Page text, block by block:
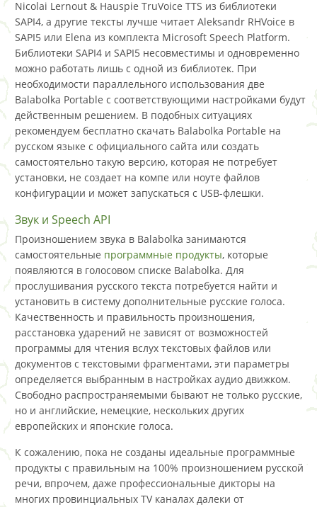
Nicolai Lernout & Hauspie TruVoice TTS из библиотеки
SAPI4, а другие тексты лучше читает Aleksandr RHVoice в
SAPI5 или Elena из комплекта Microsoft Speech Platform.
Библиотеки SAPI4 и SAPI5 несовместимы и одновременно
можно работать лишь с одной из библиотек. При
необходимости параллельного использования две
Balabolka Portable с соответствующими настройками будут
действенным решением. В подобных ситуациях
рекомендуем бесплатно скачать Balabolka Portable на
русском языке с официального сайта или создать
самостоятельно такую версию, которая не потребует
установки, не создает на компе или ноуте файлов
конфигурации и может запускаться с USB-флешки.
Звук и Speech API
Произношением звука в Balabolka занимаются
самостоятельные программные продукты, которые
появляются в голосовом списке Balabolka. Для
прослушивания русского текста потребуется найти и
установить в систему дополнительные русские голоса.
Качественность и правильность произношения,
расстановка ударений не зависят от возможностей
программы для чтения вслух текстовых файлов или
документов с текстовыми фрагментами, эти параметры
определяется выбранным в настройках аудио движком.
Свободно распространяемыми бывают не только русские,
но и английские, немецкие, нескольких других
европейских и японские голоса.
К сожалению, пока не созданы идеальные программные
продукты с правильным на 100% произношением русской
речи, впрочем, даже профессиональные дикторы на
многих провинциальных TV каналах далеки от